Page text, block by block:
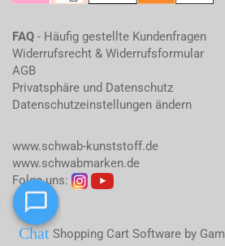
FAQ - Häufig gestellte Kundenfragen
Widerrufsrecht & Widerrufsformular
AGB
Privatsphäre und Datenschutz
Datenschutzeinstellungen ändern
www.schwab-kunststoff.de
www.schwabmarken.de
Folge uns:
Shopping Cart Softwareby